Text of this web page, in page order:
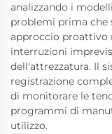
analizzando i
problemi prima che
approccio proattivo
interruzioni
dell'attrezzatura. Il
registrazione
di monitorare le
programmi di
utilizzo.